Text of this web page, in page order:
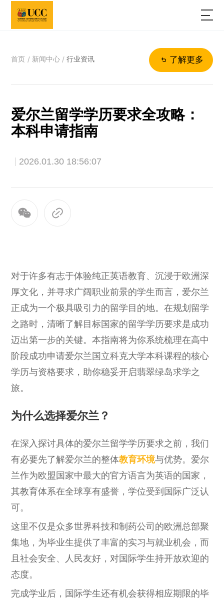
首页 / 新闻中心 / 行业资讯 了解更多
爱尔兰留学学历要求全攻略：
本科申请指南
2026.01.30 18:56:07
对于许多有志于体验纯正英语教育、沉浸于欧洲深
厚文化，并寻求广阔职业前景的学生而言，爱尔兰
正成为一个极具吸引力的留学目的地。在规划留学
之路时，清晰了解目标国家的留学学历要求是成功
迈出第一步的关键。本指南将为你系统梳理在高中
阶段成功申请爱尔兰国⽴科克⼤学本科课程的核心
学历与资格要求，助你稳妥开启翡翠绿岛求学之
旅。
为什么选择爱尔兰？
在深入探讨具体的爱尔兰留学学历要求之前，我们
有必要先了解爱尔兰的整体教育环境与优势。爱尔
兰作为欧盟国家中最大的官方语言为英语的国家，
其教育体系在全球享有盛誉，学位受到国际广泛认
可。
这里不仅是众多世界科技和制药公司的欧洲总部聚
集地，为毕业生提供了丰富的实习与就业机会，而
且社会安全、人民友好，对国际学生持开放欢迎的
态度。
完成学业后，国际学生还有机会获得相应期限的毕